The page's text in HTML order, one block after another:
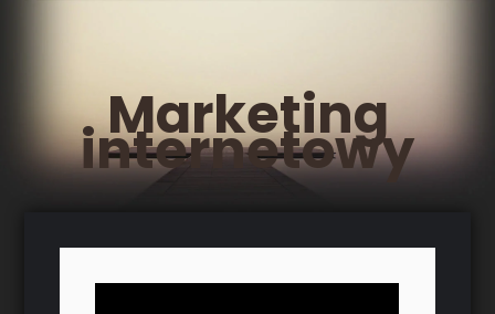
Marketing
internetowy